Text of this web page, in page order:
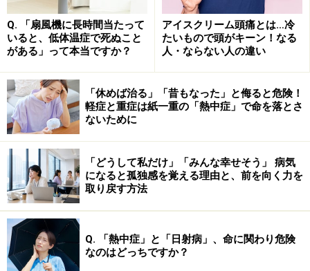
で、診療所・病院におけるレンタルビジネス事業を開始
する。
株式会社サイキンソー / 腸内フローラからアプローチす
るスマート生活習慣病対策事業
人体の腸内フローラのDNA検査サービス「マイキンソ
ー」を提供し、サービスを通じて収集した大規模腸内細
菌叢データプラットフォームを用いて次世代の生活習慣
病対策技術を開発する。検査を利用する個人に対しては
腸内フローラの個人レポートを提供し、事業者やアカデ
ミアなどのパートナーに対しては、食材やライフスタイ
ルが人体および体内の細菌叢にもたらすエビデンス情報
Q. 「扇風機に長時間当たって
いると、低体温症で死ぬこと
がある」って本当ですか？
アイスクリーム頭痛とは…冷
たいもので頭がキーン！なる
人・ならない人の違い
「休めば治る」「昔もなった」と侮ると危険！
軽症と重症は紙一重の「熱中症」で命を落とさ
ないために
「どうして私だけ」「みんな幸せそう」 病気
になると孤独感を覚える理由と、前を向く力を
取り戻す方法
Q. 「熱中症」と「日射病」、命に関わり危険
なのはどっちですか？